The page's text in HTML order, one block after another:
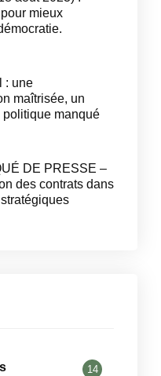
mieux
: une
maîtrisée, un
politique manqué‎
DE PRESSE –
des contrats dans
14